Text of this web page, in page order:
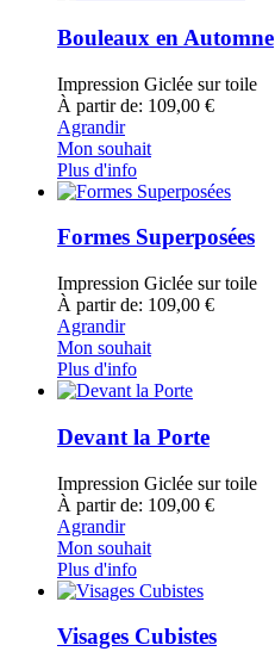
Bouleaux en Automne
Impression Giclée sur toile
À partir de: 109,00 €
Agrandir
Mon souhait
Plus d'info
Formes Superposées
Impression Giclée sur toile
À partir de: 109,00 €
Agrandir
Mon souhait
Plus d'info
Devant la Porte
Impression Giclée sur toile
À partir de: 109,00 €
Agrandir
Mon souhait
Plus d'info
Visages Cubistes